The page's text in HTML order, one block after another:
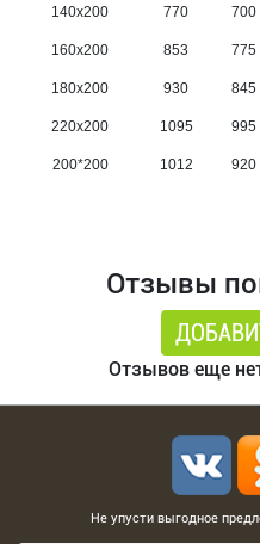
140х200 770 700
160х200 853 775
180х200 930 845
220х200 1095 995
200*200 1012 920
Отзывы
Отзывов еще
Не упусти выгодное